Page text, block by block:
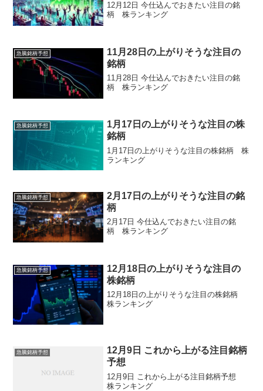
12月12日 今仕込んでおきたい注目の銘
柄 株ランキング
急騰銘柄予想
11月28日の上がりそうな注目の
銘柄
11月28日 今仕込んでおきたい注目の銘
柄 株ランキング
急騰銘柄予想
1月17日の上がりそうな注目の株
銘柄
1月17日の上がりそうな注目の株銘柄 株
ランキング
急騰銘柄予想
2月17日の上がりそうな注目の銘
柄
2月17日 今仕込んでおきたい注目の銘
柄 株ランキング
急騰銘柄予想
12月18日の上がりそうな注目の
株銘柄
12月18日の上がりそうな注目の株銘柄
株ランキング
急騰銘柄予想
12月9日 これから上がる注目銘柄
予想
12月9日 これから上がる注目銘柄予想
株ランキング